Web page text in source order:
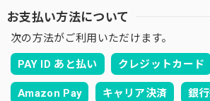
お支払い方法について
次の方法がご利用いただけます。
PAY ID あと払い クレジットカード
Amazon Pay キャリア決済 銀